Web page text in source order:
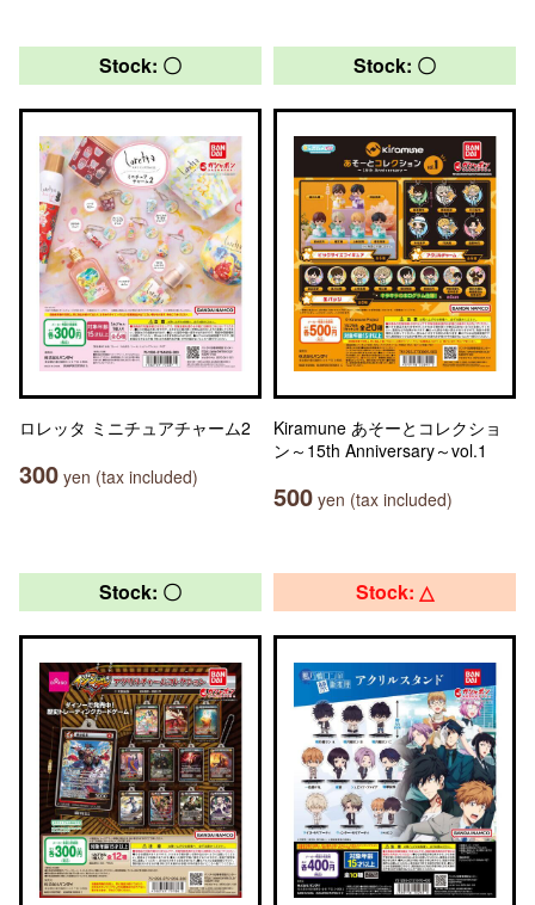
Stock: 〇
ロレッタ ミニチュアチャーム2
300 yen (tax included)
Stock: 〇
Kiramune あそーとコレクショ
ン～15th Anniversary～vol.1
500 yen (tax included)
Stock: 〇 Stock: △